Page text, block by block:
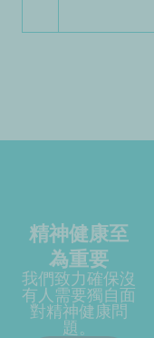
精神健康至
為重要
我們致力確保沒
有人需要獨自面
對精神健康問
題。